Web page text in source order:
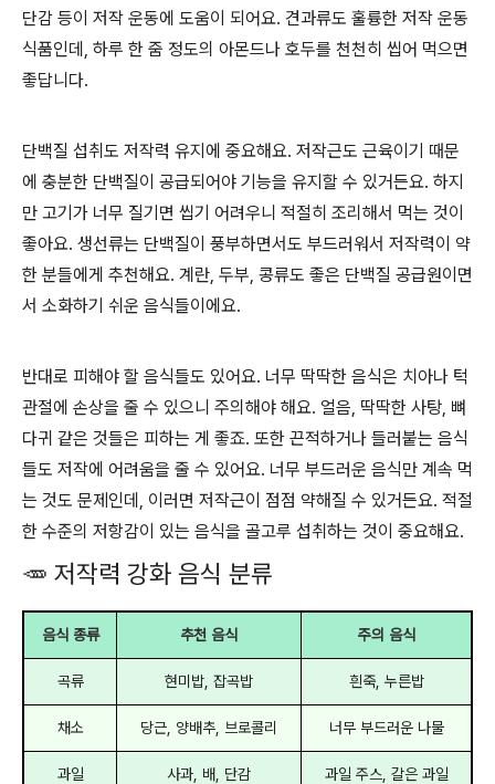
단감 등이 저작 운동에 도움이 되어요. 견과류도 훌륭한 저작 운동
식품인데, 하루 한 줌 정도의 아몬드나 호두를 천천히 씹어 먹으면
좋답니다.
단백질 섭취도 저작력 유지에 중요해요. 저작근도 근육이기 때문
에 충분한 단백질이 공급되어야 기능을 유지할 수 있거든요. 하지
만 고기가 너무 질기면 씹기 어려우니 적절히 조리해서 먹는 것이
좋아요. 생선류는 단백질이 풍부하면서도 부드러워서 저작력이 약
한 분들에게 추천해요. 계란, 두부, 콩류도 좋은 단백질 공급원이면
서 소화하기 쉬운 음식들이에요.
반대로 피해야 할 음식들도 있어요. 너무 딱딱한 음식은 치아나 턱
관절에 손상을 줄 수 있으니 주의해야 해요. 얼음, 딱딱한 사탕, 뼈
다귀 같은 것들은 피하는 게 좋죠. 또한 끈적하거나 들러붙는 음식
들도 저작에 어려움을 줄 수 있어요. 너무 부드러운 음식만 계속 먹
는 것도 문제인데, 이러면 저작근이 점점 약해질 수 있거든요. 적절
한 수준의 저항감이 있는 음식을 골고루 섭취하는 것이 중요해요.
🥕 저작력 강화 음식 분류
음식 종류 추천 음식 주의 음식
곡류 현미밥, 잡곡밥 흰죽, 누른밥
채소 당근, 양배추, 브로콜리 너무 부드러운 나물
과일 사과, 배, 단감 과일 주스, 갈은 과일